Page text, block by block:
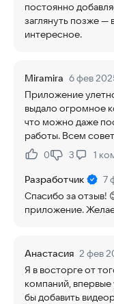
постоянно
заглянуть позже —
интересное.
Miramira 6 фев
Приложение
выдало огромное
что можно даже
работы. Всем
Нравится:
0Не нравится:
3 1
Разработчик
7
Спасибо за отзыв!
приложение.
Анастасия 2 фев
Я в восторге от
компаний,
бы добавить